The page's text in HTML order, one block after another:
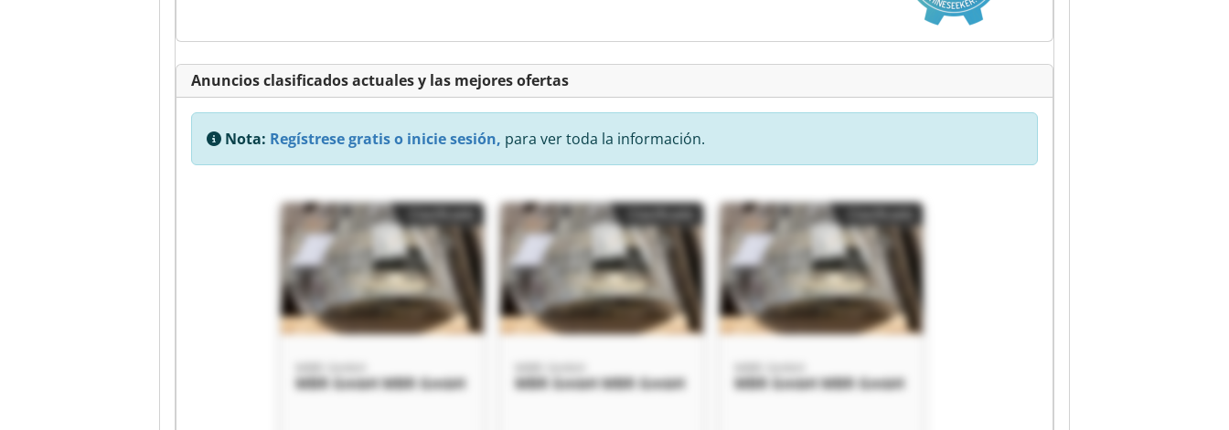
Anuncios clasificados actuales y las mejores ofertas
Nota: Regístrese gratis o inicie sesión, para ver toda la información.
MBR GmbH
MBR GmbH MBR GmbH
MBR GmbH
MBR GmbH MBR GmbH
MBR GmbH
MBR GmbH MBR GmbH